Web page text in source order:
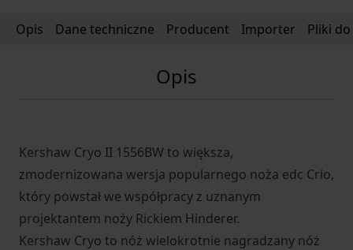
Opis Dane techniczne Producent Importer Pliki
Opis
Kershaw Cryo II 1556BW to większa,
zmodernizowana wersja popularnego noża edc Crio,
który powstał we współpracy z uznanym
projektantem noży Rickiem Hinderer.
Kershaw Cryo to nóż wielokrotnie nagradzany nóż